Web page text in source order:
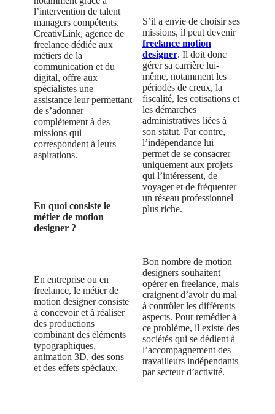
l’intervention de talent
managers compétents.
CreativLink, agence de
freelance dédiée aux
métiers de la
communication et du
digital, offre aux
spécialistes une
assistance leur permettant
de s’adonner
complètement à des
missions qui
correspondent à leurs
aspirations.
En quoi consiste le
métier de motion
designer ?
En entreprise ou en
freelance, le métier de
motion designer consiste
à concevoir et à réaliser
des productions
combinant des éléments
typographiques,
animation 3D, des sons
et des effets spéciaux.
S’il a envie de choisir ses
missions, il peut devenir
freelance motion
designer. Il doit donc
gérer sa carrière lui-
même, notamment les
périodes de creux, la
fiscalité, les cotisations et
les démarches
administratives liées à
son statut. Par contre,
l’indépendance lui
permet de se consacrer
uniquement aux projets
qui l’intéressent, de
voyager et de fréquenter
un réseau professionnel
plus riche.
Bon nombre de motion
designers souhaitent
opérer en freelance, mais
craignent d’avoir du mal
à contrôler les différents
aspects. Pour remédier à
ce problème, il existe des
sociétés qui se dédient à
l’accompagnement des
travailleurs indépendants
par secteur d’activité.